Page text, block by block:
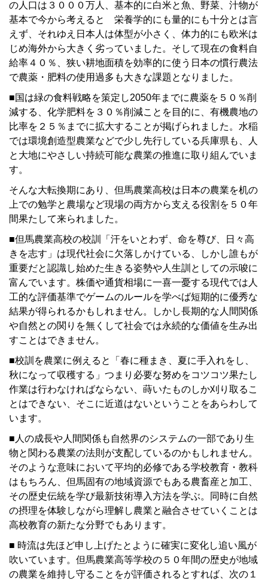
の人口は３０００万人、基本的に白米と魚、野菜、汁物が
基本で今から考えると 栄養学的にも量的にも十分とは言
えず、それゆえ日本人は体型が小さく、体力的にも欧米は
じめ海外から大きく劣っていました。そして現在の食料自
給率４０％、狭い耕地面積を効率的に使う日本の慣行農法
で農薬・肥料の使用過多も大きな課題となりました。
■国は緑の食料戦略を策定し2050年までに農薬を５０％削
減する、化学肥料を３０％削減ことを目的に、有機農地の
比率を２５％までに拡大することが掲げられました。水稲
では環境創造型農業などで少し先行している兵庫県も、人
と大地にやさしい持続可能な農業の推進に取り組んでいま
す。
そんな大転換期にあり、但馬農業高校は日本の農業を机の
上での勉学と農場など現場の両方から支える役割を５０年
間果たして来られました。
■但馬農業高校の校訓「汗をいとわず、命を尊び、日々高
きを志す」は現代社会に欠落しかけている、しかし誰もが
重要だと認識し始めた生きる姿勢や人生訓としての示唆に
富んでいます。株価や通貨相場に一喜一憂する現代では人
工的な評価基準でゲームのルールを学べば短期的に優秀な
結果が得られるかもしれません。しかし長期的な人間関係
や自然との関りを無くして社会では永続的な価値を生み出
すことはできません。
■校訓を農業に例えると「春に種まき、夏に手入れをし、
秋になって収穫する」つまり必要な努めをコツコツ果たし
作業は行わなければならない、蒔いたものしか刈り取るこ
とはできない、そこに近道はないということをあらわして
います。
■人の成長や人間関係も自然界のシステムの一部であり生
物と関わる農業の法則が支配しているのかもしれません。
そのような意味において平均的必修である学校教育・教科
はもちろん、但馬固有の地域資源でもある農畜産と加工、
その歴史伝統を学び最新技術導入方法を学ぶ。同時に自然
の摂理を体験しながら理解し農業と融合させていくことは
高校教育の新たな分野でもあります。
■ 時流は先ほど申し上げたとように確実に変化し追い風が
吹いています。但馬農業高等学校の５０年間の歴史が地域
の農業を維持し守ることをが評価されるとすれば、次の１